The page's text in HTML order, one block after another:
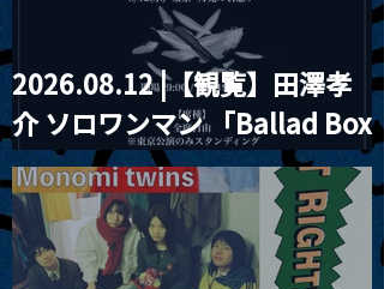
2026.08.12 |【観覧】田澤孝
介 ソロワンマン 「Ballad Box
2026」